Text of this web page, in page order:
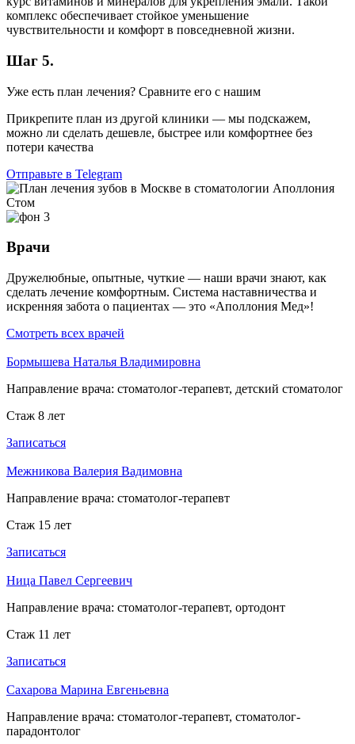
комплекс обеспечивает стойкое уменьшение
чувствительности и комфорт в повседневной жизни.
Шаг 5.
Уже есть план лечения? Сравните его с нашим
Прикрепите план из другой клиники — мы подскажем,
можно ли сделать дешевле, быстрее или комфортнее без
потери качества
Отправьте в Telegram
Врачи
Дружелюбные, опытные, чуткие — наши врачи знают, как
сделать лечение комфортным. Система наставничества и
искренняя забота о пациентах — это «Аполлония Мед»!
Смотреть всех врачей
Бормышева Наталья Владимировна
Направление врача: стоматолог-терапевт, детский стоматолог
Стаж 8 лет
Записаться
Межникова Валерия Вадимовна
Направление врача: стоматолог-терапевт
Стаж 15 лет
Записаться
Ница Павел Сергеевич
Направление врача: стоматолог-терапевт, ортодонт
Стаж 11 лет
Записаться
Сахарова Марина Евгеньевна
Направление врача: стоматолог-терапевт, стоматолог-
парадонтолог